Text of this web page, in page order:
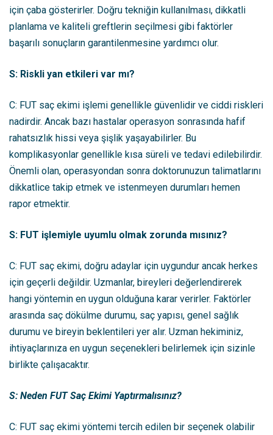
için çaba gösterirler. Doğru tekniğin kullanılması, dikkatli
planlama ve kaliteli greftlerin seçilmesi gibi faktörler
başarılı sonuçların garantilenmesine yardımcı olur.
S: Riskli yan etkileri var mı?
C: FUT saç ekimi işlemi genellikle güvenlidir ve ciddi riskleri
nadirdir. Ancak bazı hastalar operasyon sonrasında hafif
rahatsızlık hissi veya şişlik yaşayabilirler. Bu
komplikasyonlar genellikle kısa süreli ve tedavi edilebilirdir.
Önemli olan, operasyondan sonra doktorunuzun talimatlarını
dikkatlice takip etmek ve istenmeyen durumları hemen
rapor etmektir.
S: FUT işlemiyle uyumlu olmak zorunda mısınız?
C: FUT saç ekimi, doğru adaylar için uygundur ancak herkes
için geçerli değildir. Uzmanlar, bireyleri değerlendirerek
hangi yöntemin en uygun olduğuna karar verirler. Faktörler
arasında saç dökülme durumu, saç yapısı, genel sağlık
durumu ve bireyin beklentileri yer alır. Uzman hekiminiz,
ihtiyaçlarınıza en uygun seçenekleri belirlemek için sizinle
birlikte çalışacaktır.
S: Neden FUT Saç Ekimi Yaptırmalısınız?
C: FUT saç ekimi yöntemi tercih edilen bir seçenek olabilir